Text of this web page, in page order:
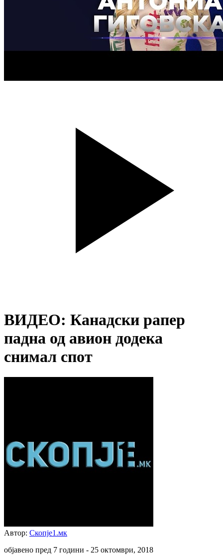
ВИДЕО: Канадски рапер
падна од авион додека
снимал спот
Автор: Скопје1.мк
објавено пред 7 години - 25 октомври, 2018